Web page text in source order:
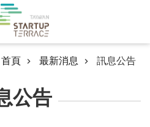
首頁 最新消息 訊息公告
公告